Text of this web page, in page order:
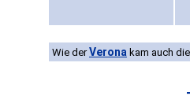
Wie derVerona kam auch